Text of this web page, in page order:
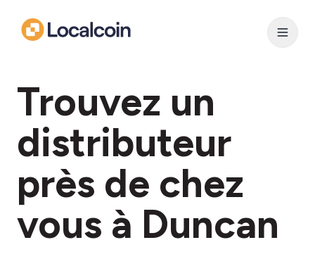
Trouvez un
distributeur
près de chez
vous à Duncan